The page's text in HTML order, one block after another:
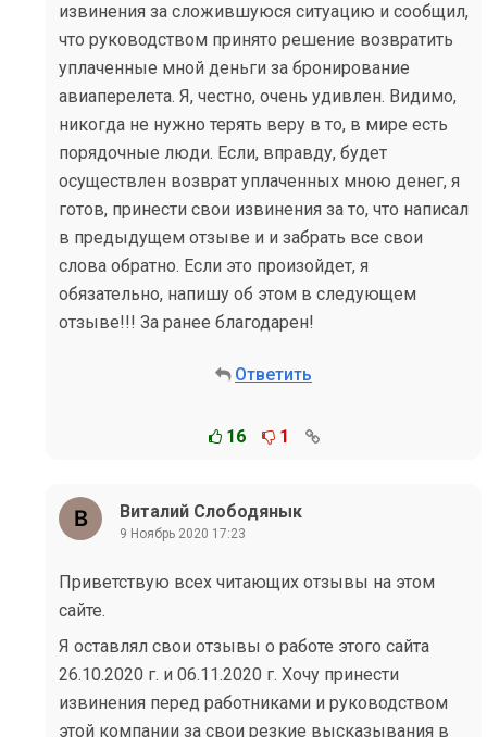
извинения за сложившуюся ситуацию и сообщил,
что руководством принято решение возвратить
уплаченные мной деньги за бронирование
авиаперелета. Я, честно, очень удивлен. Видимо,
никогда не нужно терять веру в то, в мире есть
порядочные люди. Если, вправду, будет
осуществлен возврат уплаченных мною денег, я
готов, принести свои извинения за то, что написал
в предыдущем отзыве и и забрать все свои
слова обратно. Если это произойдет, я
обязательно, напишу об этом в следующем
отзыве!!! За ранее благодарен!
Ответить
16 1
Виталий Слободянык
9 Ноябрь 2020 17:23
Приветствую всех читающих отзывы на этом
сайте.
Я оставлял свои отзывы о работе этого сайта
26.10.2020 г. и 06.11.2020 г. Хочу принести
извинения перед работниками и руководством
этой компании за свои резкие высказывания в